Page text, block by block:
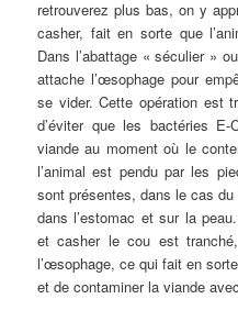
retrouverez plus bas, on y
casher, fait en sorte que
Dans l’abattage « séculier »
attache l’œsophage pour
se vider. Cette opération est
d’éviter que les bactéries
viande au moment où le
l’animal est pendu par les
sont présentes, dans le cas
dans l’estomac et sur la
et casher le cou est
l’œsophage, ce qui fait en
et de contaminer la viande